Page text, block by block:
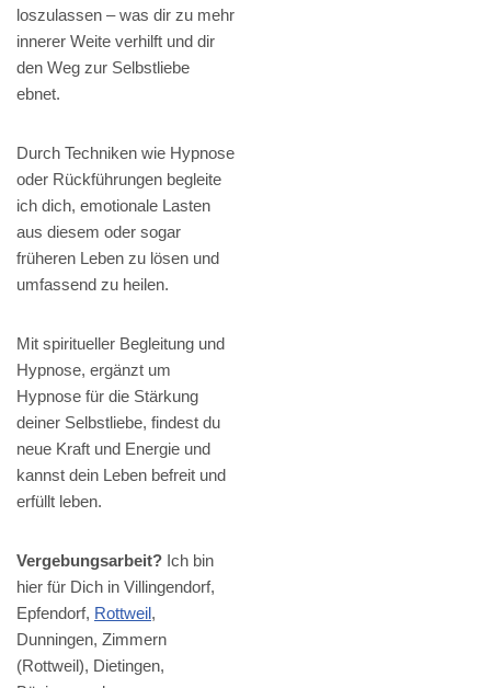
loszulassen – was dir zu mehr
innerer Weite verhilft und dir
den Weg zur Selbstliebe
ebnet.
Durch Techniken wie Hypnose
oder Rückführungen begleite
ich dich, emotionale Lasten
aus diesem oder sogar
früheren Leben zu lösen und
umfassend zu heilen.
Mit spiritueller Begleitung und
Hypnose, ergänzt um
Hypnose für die Stärkung
deiner Selbstliebe, findest du
neue Kraft und Energie und
kannst dein Leben befreit und
erfüllt leben.
Vergebungsarbeit? Ich bin
hier für Dich in Villingendorf,
Epfendorf, Rottweil,
Dunningen, Zimmern
(Rottweil), Dietingen,